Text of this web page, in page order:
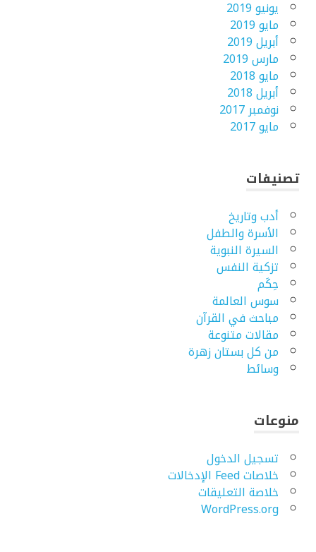
يونيو 2019
مايو 2019
أبريل 2019
مارس 2019
مايو 2018
أبريل 2018
نوفمبر 2017
مايو 2017
تصنيفات
أدب وتاريخ
الأسرة والطفل
السيرة النبوية
تزكية النفس
حِكَم
سوس العالمة
مباحث في القرآن
مقالات متنوعة
من كل بستان زهرة
وسائط
منوعات
تسجيل الدخول
خلاصات Feed الإدخالات
خلاصة التعليقات
WordPress.org